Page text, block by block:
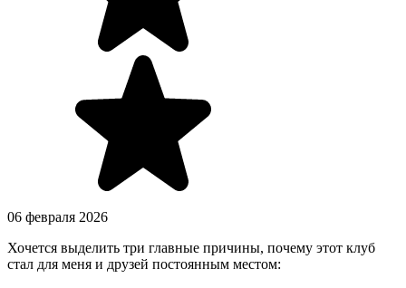
06 февраля 2026
Хочется выделить три главные причины, почему этот клуб
стал для меня и друзей постоянным местом: